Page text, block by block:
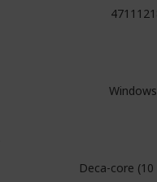
Deca-core